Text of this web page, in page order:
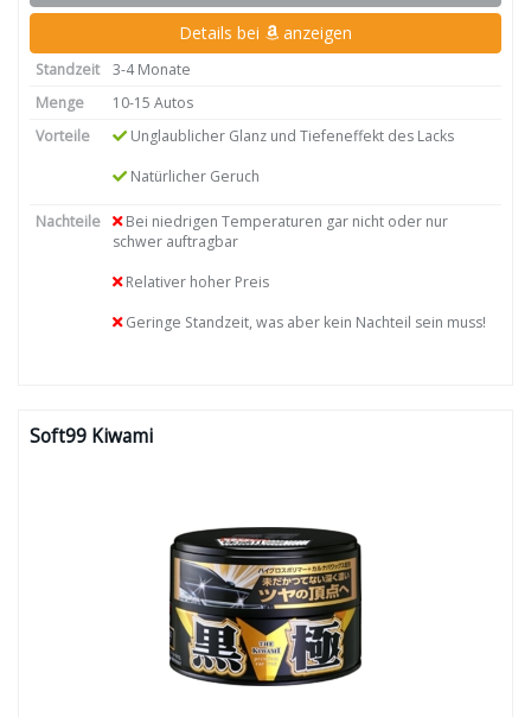
Details bei anzeigen
Standzeit
3-4 Monate
Menge
10-15 Autos
Vorteile
Unglaublicher Glanz und Tiefeneffekt des Lacks
Natürlicher Geruch
Nachteile
Bei niedrigen Temperaturen gar nicht oder nur
schwer auftragbar
Relativer hoher Preis
Geringe Standzeit, was aber kein Nachteil sein muss!
Soft99 Kiwami